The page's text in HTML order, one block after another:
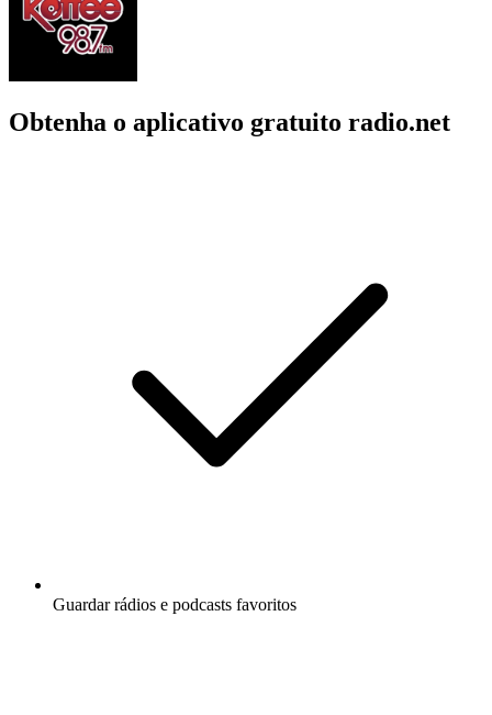
Obtenha o aplicativo gratuito radio.net
Guardar rádios e podcasts favoritos